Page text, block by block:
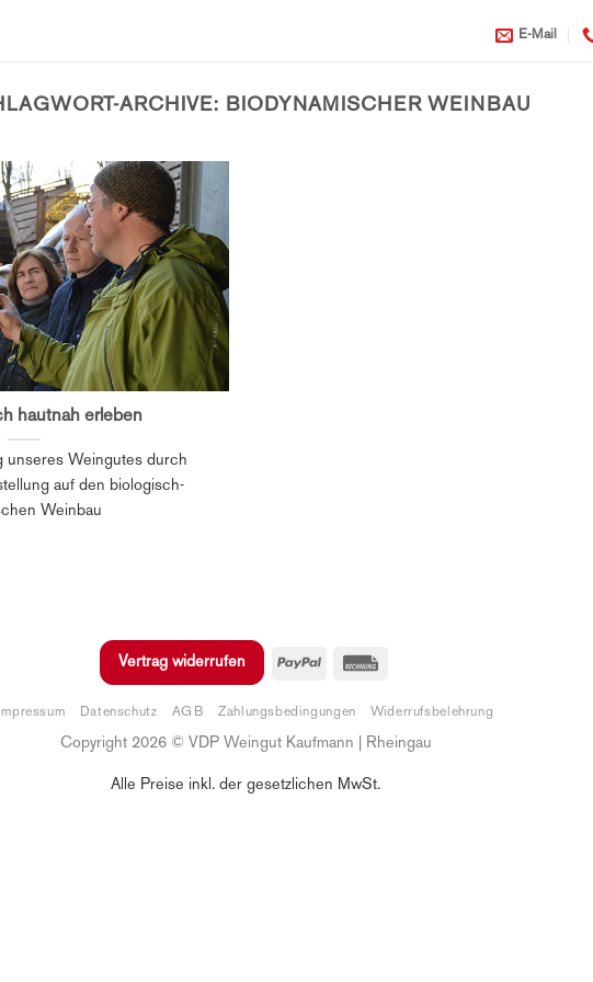
E-Mail
ARCHIVE: BIODYNAMISCHER WEINBAU
hautnah erleben
unseres Weingutes durch
auf den biologisch-
Weinbau
Vertrag widerrufen PayPal
Impressum Datenschutz AGB Zahlungsbedingungen Widerrufsbelehrung
Copyright 2026 © VDP Weingut Kaufmann | Rheingau
Alle Preise inkl. der gesetzlichen MwSt.